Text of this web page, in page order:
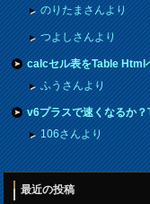
のりたまさんより
つよしさんより
calcセル表をTable Html
ふうさんより
v6プラスで速くなるか
106さんより
最近の投稿